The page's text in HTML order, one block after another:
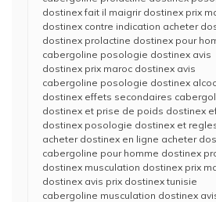
dostinex fait il maigrir dostinex prix
dostinex contre indication acheter
dostinex prolactine dostinex pour
cabergoline posologie dostinex avis
dostinex prix maroc dostinex avis
cabergoline posologie dostinex
dostinex effets secondaires
dostinex et prise de poids dostinex
dostinex posologie dostinex et
acheter dostinex en ligne acheter
cabergoline pour homme dostinex
dostinex musculation dostinex prix
dostinex avis prix dostinex tunisie
cabergoline musculation dostinex